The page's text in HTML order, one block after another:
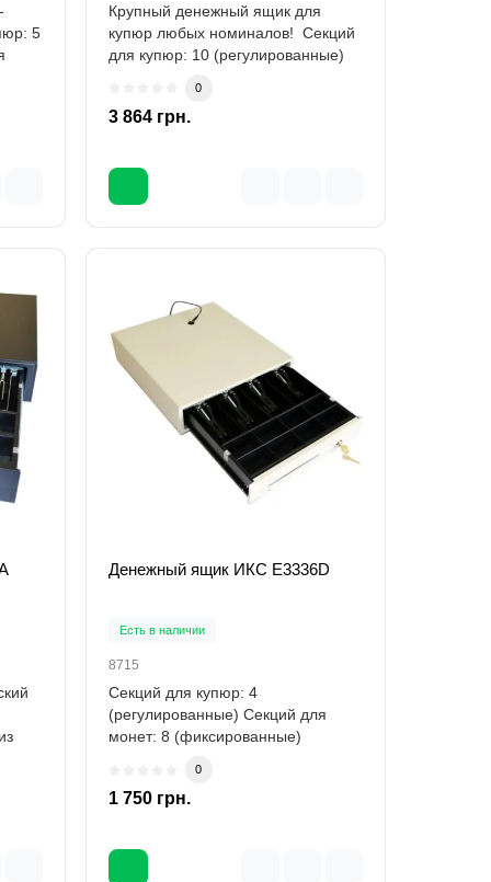
5
Крупный денежный ящик для
купюр любых номиналов! Секций
для купюр: 10 (регулированные)
0
3 864 грн.
Денежный ящик ИКС E3336D
Есть в наличии
8715
Секций для купюр: 4
(регулированные) Секций для
монет: 8 (фиксированные)
0
1 750 грн.